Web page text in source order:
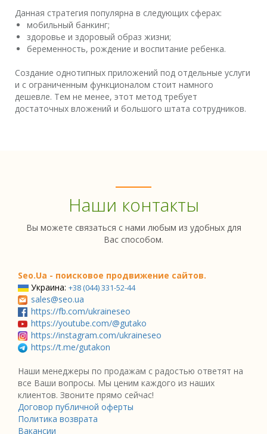
Данная стратегия популярна в следующих сферах:
мобильный банкинг;
здоровье и здоровый образ жизни;
беременность, рождение и воспитание ребенка.
Создание однотипных приложений под отдельные услуги
и с ограниченным функционалом стоит намного
дешевле. Тем не менее, этот метод требует
достаточных вложений и большого штата сотрудников.
Наши контакты
Вы можете связаться с нами любым из удобных для
Вас способом.
Seo.Ua - поисковое продвижение сайтов.
Украина: +38 (044) 331-52-44
sales@seo.ua
https://fb.com/ukraineseo
https://youtube.com/@gutako
https://instagram.com/ukraineseo
https://t.me/gutakon
Наши менеджеры по продажам с радостью ответят на
все Ваши вопросы. Мы ценим каждого из наших
клиентов. Звоните прямо сейчас!
Договор публичной оферты
Политика возврата
Вакансии